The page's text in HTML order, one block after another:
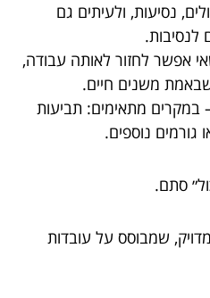
נסיעות, ולעיתים גם
לנסיבות.
אפשר לחזור לאותה עבודה,
משנים חיים.
במקרים מתאימים: תביעות
גורמים נוספים.
סתם.
שמבוסס על עובדות